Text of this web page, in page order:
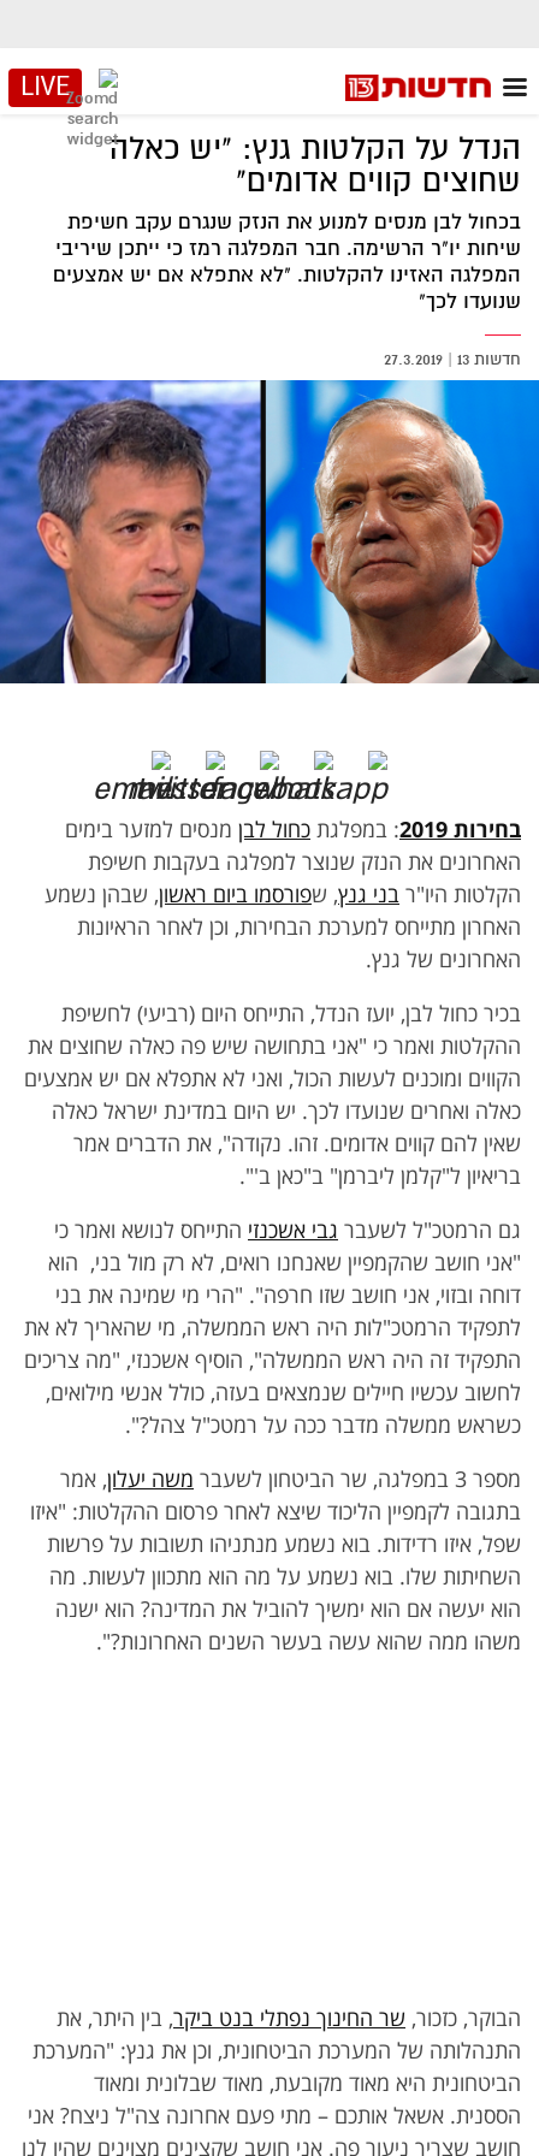
LIVE
הנדל על הקלטות גנץ: "יש כאלה
שחוצים קווים אדומים"
בכחול לבן מנסים למנוע את הנזק שנגרם עקב חשיפת
שיחות יו"ר הרשימה. חבר המפלגה רמז כי ייתכן שיריבי
המפלגה האזינו להקלטות. "לא אתפלא אם יש אמצעים
שנועדו לכך"
חדשות 13 |
27.3.2019
בחירות 2019 : במפלגת כחול לבן מנסים למזער בימים
האחרונים את הנזק שנוצר למפלגה בעקבות חשיפת
הקלטות היו"ר בני גנץ, שפורסמו ביום ראשון, שבהן נשמע
האחרון מתייחס למערכת הבחירות, וכן לאחר הראיונות
האחרונים של גנץ.
בכיר כחול לבן, יועז הנדל, התייחס היום (רביעי) לחשיפת
ההקלטות ואמר כי "אני בתחושה שיש פה כאלה שחוצים את
הקווים ומוכנים לעשות הכול, ואני לא אתפלא אם יש אמצעים
כאלה ואחרים שנועדו לכך. יש היום במדינת ישראל כאלה
שאין להם קווים אדומים. זהו. נקודה", את הדברים אמר
בריאיון ל"קלמן ליברמן" ב"כאן ב'".
גם הרמטכ"ל לשעבר גבי אשכנזי התייחס לנושא ואמר כי
"אני חושב שהקמפיין שאנחנו רואים, לא רק מול בני, הוא
דוחה ובזוי, אני חושב שזו חרפה". "הרי מי שמינה את בני
לתפקיד הרמטכ"לות היה ראש הממשלה, מי שהאריך לא את
התפקיד זה היה ראש הממשלה", הוסיף אשכנזי, "מה צריכים
לחשוב עכשיו חיילים שנמצאים בעזה, כולל אנשי מילואים,
כשראש ממשלה מדבר ככה על רמטכ"ל צהל?".
מספר 3 במפלגה, שר הביטחון לשעבר
משה יעלון, אמר
בתגובה לקמפיין הליכוד שיצא לאחר פרסום ההקלטות: "איזו
שפל, איזו רדידות. בוא נשמע מנתניהו תשובות על פרשות
השחיתות שלו. בוא נשמע על מה הוא מתכוון לעשות. מה
הוא יעשה אם הוא ימשיך להוביל את המדינה? הוא ישנה
משהו ממה שהוא עשה בעשר השנים האחרונות?".
הבוקר, כזכור, שר החינוך נפתלי בנט ביקר, בין היתר, את
התנהלותה של המערכת הביטחונית, וכן את גנץ: "המערכת
הביטחונית היא מאוד מקובעת, מאוד שבלונית ומאוד
הססנית. אשאל אותכם – מתי פעם אחרונה צה"ל ניצח? אני
חושב שצריך ניעור פה. אני חושב שקצינים מצוינים שהיו לנו